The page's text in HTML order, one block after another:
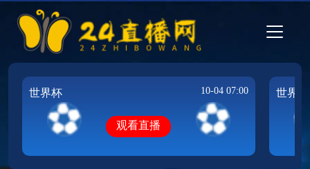
世界杯 10-04 07:00
观看直播
世界杯